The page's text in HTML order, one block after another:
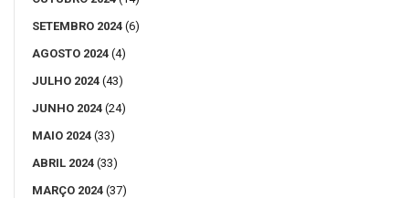
SETEMBRO 2024 (6)
AGOSTO 2024 (4)
JULHO 2024 (43)
JUNHO 2024 (24)
MAIO 2024 (33)
ABRIL 2024 (33)
MARÇO 2024 (37)